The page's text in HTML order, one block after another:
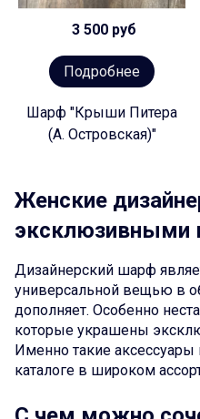
3 500 руб
Подробнее
Шарф "Крыши Питера
(А. Островская)"
Женские
эксклюзивными
Дизайнерский шарф
универсальной вещью в
дополняет. Особенно
которые украшены
Именно такие
каталоге в широком